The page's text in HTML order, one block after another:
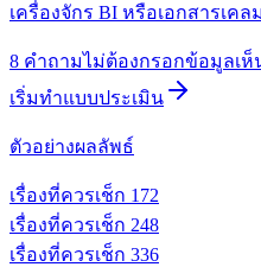
เครื่องจักร BI หรือเอกสารเค
8 คำถามไม่ต้องกรอกข้อมูลเ
เริ่มทำแบบประเมิน
ตัวอย่างผลลัพธ์
เรื่องที่ควรเช็ก 1 72
เรื่องที่ควรเช็ก 248
เรื่องที่ควรเช็ก 336